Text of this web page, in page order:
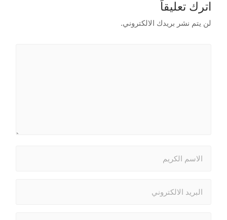
اترك تعليقاً
لن يتم نشر بريدك الالكتروني.